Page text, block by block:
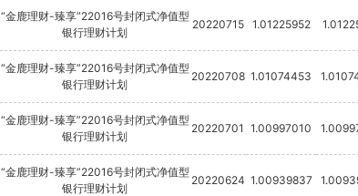
“金鹿理财-臻享”22016号封闭式净值型
银行理财计划
20220715 1.01225952
“金鹿理财-臻享”22016号封闭式净值型
银行理财计划
20220708 1.01074453
“金鹿理财-臻享”22016号封闭式净值型
银行理财计划
20220701 1.00997010
“金鹿理财-臻享”22016号封闭式净值型
银行理财计划
20220624 1.00939837